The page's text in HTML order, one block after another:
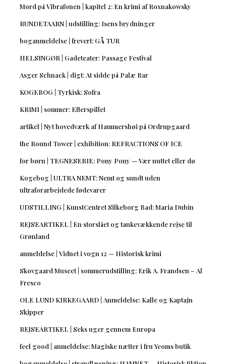
Mord på Vibrafonen | kapitel 2: En krimi af Roxnakowsky
RUNDETAARN | udstilling: Isens brydninger
boganmeldelse | frevert: GÅ TUR
HELSINGØR | Gadeteater: Passage Festival
Asger Schnack | digt: At sidde på Palæ Bar
KOGEBOG | Tyrkisk: Sofra
KRIMI | sommer: Efterspillet
artikel | Nyt hovedværk af Hammershøi på Ordrupgaard
the Round Tower | exhibition: REFRACTIONS OF ICE
for børn | TEGNESERIE: Pony Pony — Vær nuttet eller dø
Kogebog | ULTRA NEMT: Nemt og sundt uden
ultraforarbejdede fødevarer
UDSTILLING | KunstCentret Silkeborg Bad: Maria Dubin
REJSEARTIKEL | En storslået og tankevækkende rejse til
Grønland
anmeldelse | Vidnet i vogn 12 — Historisk krimi
Skovgaard Museet | sommerudstilling: Erik A. Frandsen – Al
Fresco
OLE LUND KIRKEGAARD | Anmeldelse: Kalle og Kaptajn
Skipper
REJSEARTIKEL | Seks uger gennem Europa
feel good | anmeldelse: Magiske nætter i fru Yeoms butik